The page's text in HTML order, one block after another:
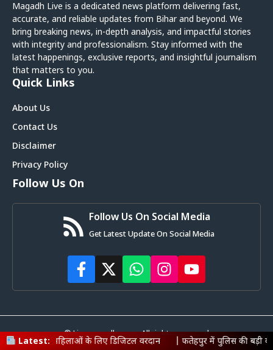
Latest:
के लिए डिजिटल वरदान |फतेहपुर में पुलिस की बड़ी कार्रवाई: 600 लीटर
Magadh Live is a dedicated news platform delivering fast,
accurate, and reliable updates from Bihar and beyond. We
bring breaking news, in-depth analysis, and impactful stories
with integrity and professionalism. Stay informed with the
latest happenings, exclusive reports, and insightful journalism
that matters to you.
Quick Links
About Us
Contact Us
Disclaimer
Privacy Policy
Follow Us On
Follow Us On Social Media
Get Latest Update On Social Media
© Livemagadh.com • All rights reserved